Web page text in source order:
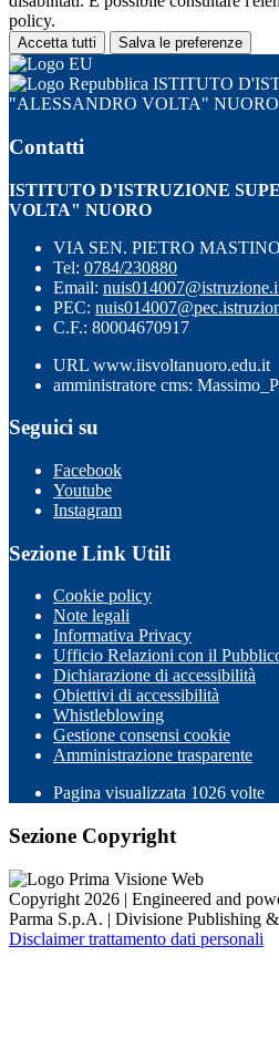
policy.
Accetta tutti Salva le preferenze
ISTITUTO
"ALESSANDRO VOLTA" NUORO
Contatti
ISTITUTO D'ISTRUZIONE
VOLTA" NUORO
VIA SEN. PIETRO
Tel: 0784/230880
Email:
PEC:
C.F.: 80004670917
URL www.iisvoltanuoro.edu.it
amministratore cms:
Seguici su
Facebook
Youtube
Instagram
Sezione Link Utili
Cookie policy
Note legali
Informativa Privacy
Ufficio Relazioni con il
Dichiarazione di accessibilità
Obiettivi di accessibilità
Whistleblowing
Gestione consensi cookie
Amministrazione trasparente
Pagina visualizzata 1026 volte
Sezione Copyright
Copyright 2026 | Engineered and
Parma S.p.A. | Divisione Publishing
Disclaimer trattamento dati personali